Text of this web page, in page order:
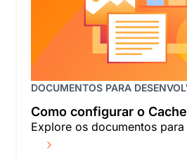
DOCUMENTOS PARA
Como configurar o
Explore os documentos